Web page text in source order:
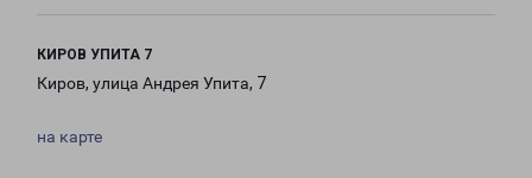
КИРОВ УПИТА 7
Киров, улица Андрея Упита, 7
на карте